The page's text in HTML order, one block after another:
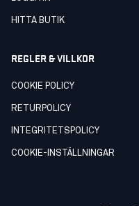
HITTA BUTIK
REGLER & VILLKOR
COOKIE POLICY
RETURPOLICY
INTEGRITETSPOLICY
COOKIE-INSTÄLLNINGAR